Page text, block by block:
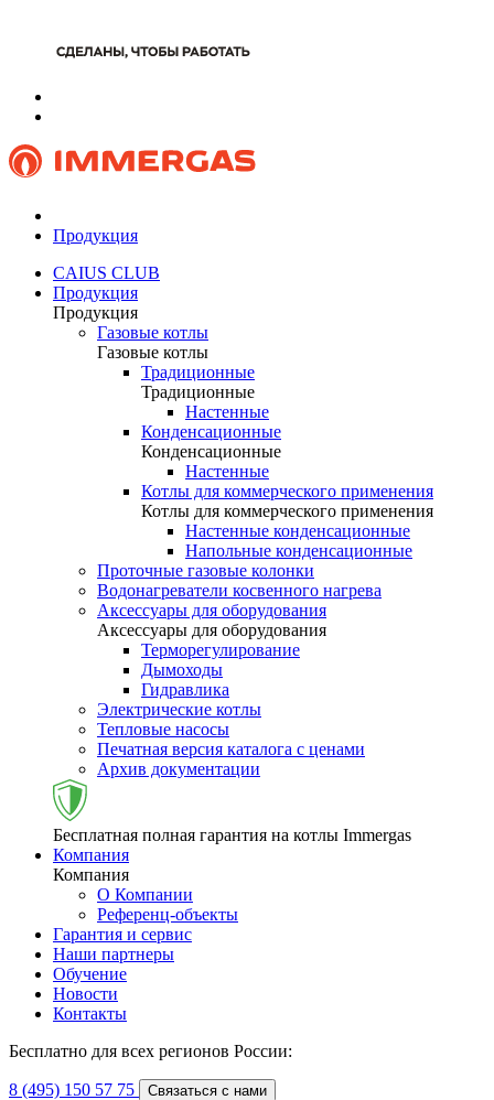
Продукция
CAIUS CLUB
Продукция
Продукция
Газовые котлы
Газовые котлы
Традиционные
Традиционные
Настенные
Конденсационные
Конденсационные
Настенные
Котлы для коммерческого применения
Котлы для коммерческого применения
Настенные конденсационные
Напольные конденсационные
Проточные газовые колонки
Водонагреватели косвенного нагрева
Аксессуары для оборудования
Аксессуары для оборудования
Терморегулирование
Дымоходы
Гидравлика
Электрические котлы
Тепловые насосы
Печатная версия каталога с ценами
Архив документации
Бесплатная полная гарантия на котлы Immergas
Компания
Компания
О Компании
Референц-объекты
Гарантия и сервис
Наши партнеры
Обучение
Новости
Контакты
Бесплатно для всех регионов России:
8 (495) 150 57 75 Связаться с нами